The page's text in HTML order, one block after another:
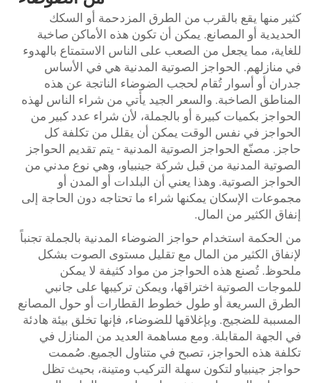
كثير منها يقع بالقرب من الطرق المزدحمة أو السكك
الحديدية أو المصانع. يمكن أن تكون هذه الأماكن صاخبة
للغاية، مما يجعل من الصعب على الناس الاستمتاع بالهدوء
في منازلهم. الحواجز الصوتية المدنية هي في الأساس
جدران أو أسوار تُقام لحجب الضوضاء الناتجة عن هذه
المناطق الصاخبة. والسعر الجيد يأتي من شراء الناس لهذه
الحواجز بكميات كبيرة أو بالجملة، لأن شراء عدد كبير من
الحواجز في نفس الوقت يمكن أن يقلل من تكلفة كل
حاجز. مصنّع الحواجز الصوتية المدنية - يتم تقديم الحواجز
الصوتية المدنية من قبل شركة جينبياو، وهي نوع مدني من
الحواجز الصوتية. وهذا يعني أن البلدات أو المدن أو
مجموعات الإسكان يمكنها شراء ما تحتاجه دون الحاجة إلى
إنفاق الكثير من المال.
من الحكمة استخدام حواجز الضوضاء المدنية بالجملة تجنباً
لإنفاق الكثير من المال مع تقليل مستوى الصوت بشكل
ملحوظ. تُصنع هذه الحواجز من مواد كثيفة لا يمكن
للموجات الصوتية اختراقها، ويمكن تركيبها على جانبي
الطرق السريعة أو طول خطوط القطارات أو حول المصانع
المسببة للضجيج. وبإغلاقها للضوضاء، فإنها تخلق بيئة هادئة
في الجهة المقابلة. ومع مساهمة العديد من المنازل في
تكلفة هذه الحواجز، تصبح في متناول الجميع. صُممت
حواجز جينبياو لتكون سهلة التركيب ومتينة، بحيث تظل